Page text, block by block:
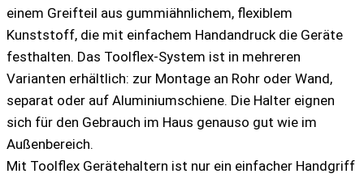
einem Greifteil aus gummiähnlichem, flexiblem
Kunststoff, die mit einfachem Handandruck die Geräte
festhalten. Das Toolflex-System ist in mehreren
Varianten erhältlich: zur Montage an Rohr oder Wand,
separat oder auf Aluminiumschiene. Die Halter eignen
sich für den Gebrauch im Haus genauso gut wie im
Außenbereich.
Mit Toolflex Gerätehaltern ist nur ein einfacher Handgriff